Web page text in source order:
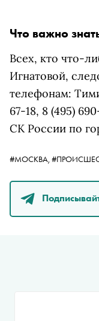
Что важно
Всех, кто что-
Игнатовой,
телефонам:
67-18, 8 (495)
СК России по
#МОСКВА,